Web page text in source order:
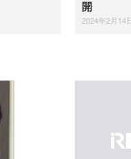
開
2024年2月14